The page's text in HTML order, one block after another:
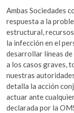
Ambas Sociedades
respuesta a la
estructural,
la infección en el
desarrollar líneas
a los casos graves,
nuestras
detalla la acción
actuar ante
declarada por la